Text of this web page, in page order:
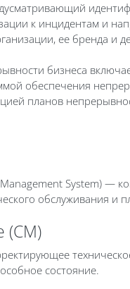
к инцидентам и
ее бренда и
бизнеса
обеспечения
планов
System) —
обслуживания и
(CM)
состояние.